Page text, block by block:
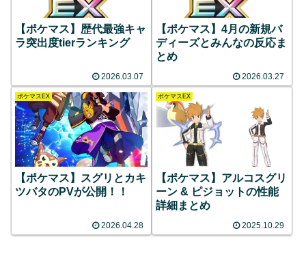
【ポケマス】歴代最強キャ
ラ突出度tierランキング
2026.03.07
【ポケマス】4月の新規バ
ディーズとみんなの反応ま
とめ
2026.03.27
ポケマスEX
【ポケマス】スグリとカキ
ツバタのPVが公開！！
2026.04.28
ポケマスEX
【ポケマス】アルコスグリ
ーン & ピジョットの性能
詳細まとめ
2025.10.29